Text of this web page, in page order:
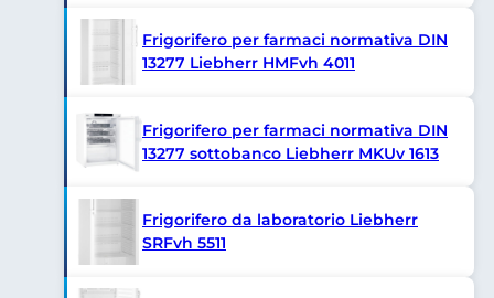
Frigorifero per farmaci normativa DIN
13277 Liebherr HMFvh 4011
Frigorifero per farmaci normativa DIN
13277 sottobanco Liebherr MKUv 1613
Frigorifero da laboratorio Liebherr
SRFvh 5511